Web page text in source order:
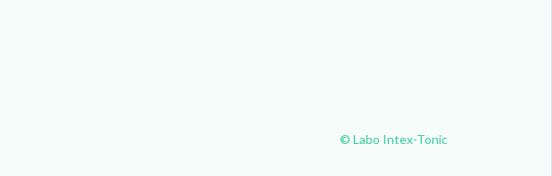
© Labo Intex-Tonic